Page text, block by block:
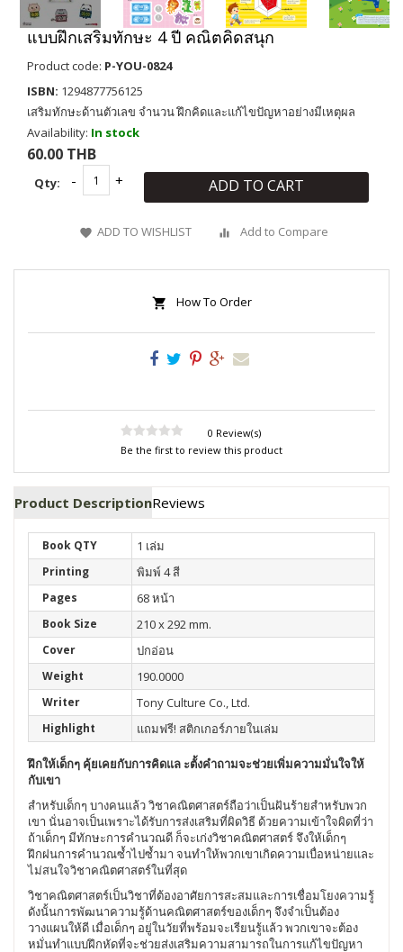
แบบฝึกเสริมทักษะ 4 ปี คณิตคิดสนุก
Product code: P-YOU-0824
ISBN: 1294877756125
เสริมทักษะด้านตัวเลข จำนวน ฝึกคิดและแก้ไขปัญหาอย่างมีเหตุผล
Availability: In stock
60.00 THB
Qty: ADD TO CART
ADD TO WISHLIST Add to Compare
How To Order
0 Review(s)
Be the first to review this product
Product DescriptionReviews
Book QTY 1 เล่ม
Printing พิมพ์ 4 สี
Pages 68 หน้า
Book Size 210 x 292 mm.
Cover ปกอ่อน
Weight 190.0000
Writer Tony Culture Co., Ltd.
Highlight แถมฟรี! สติกเกอร์ภายในเล่ม
ฝึกให้เด็กๆ คุ้ยเคยกับการคิดแล ะตั้งคำถามจะช่วยเพิ่มความมั่นใจให้
กับเขา
สำหรับเด็กๆ บางคนแล้ว วิชาคณิตศาสตร์ถือว่าเป็นฝันร้ายสำหรับพวก
เขา นั่นอาจเป็นเพราะได้รับการส่งเสริมที่ผิดวิธี ด้วยความเข้าใจผิดที่ว่า
ถ้าเด็กๆ มีทักษะการคำนวณดี ก็จะเก่งวิชาคณิตศาสตร์ จึงให้เด็กๆ
ฝึกฝนการคำนวณซ้ำไปซ้ำมา จนทำให้พวกเขาเกิดความเบื่อหน่ายและ
ไม่สนใจวิชาคณิตศาสตร์ในที่สุด
วิชาคณิตศาสตร์เป็นวิชาที่ต้องอาศัยการสะสมและการเชื่อมโยงความรู้
ดังนั้นการพัฒนาความรู้ด้านคณิตศาสตร์ของเด็กๆ จึงจำเป็นต้อง
วางแผนให้ดี เมื่อเด็กๆ อยู่ในวัยที่พร้อมจะเรียนรู้แล้ว พวกเขาจะต้อง
หมั่นทำแบบฝึกหัดที่จะช่วยส่งเสริมความสามารถในการแก้ไขปัญหา